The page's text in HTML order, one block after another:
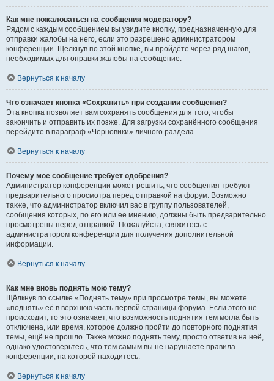
Как мне пожаловаться на сообщения модератору?
Рядом с каждым сообщением вы увидите кнопку, предназначенную для
отправки жалобы на него, если это разрешено администратором
конференции. Щёлкнув по этой кнопке, вы пройдёте через ряд шагов,
необходимых для оправки жалобы на сообщение.
Вернуться к началу
Что означает кнопка «Сохранить» при создании сообщения?
Эта кнопка позволяет вам сохранять сообщения для того, чтобы
закончить и отправить их позже. Для загрузки сохранённого сообщения
перейдите в параграф «Черновики» личного раздела.
Вернуться к началу
Почему моё сообщение требует одобрения?
Администратор конференции может решить, что сообщения требуют
предварительного просмотра перед отправкой на форум. Возможно
также, что администратор включил вас в группу пользователей,
сообщения которых, по его или её мнению, должны быть предварительно
просмотрены перед отправкой. Пожалуйста, свяжитесь с
администратором конференции для получения дополнительной
информации.
Вернуться к началу
Как мне вновь поднять мою тему?
Щёлкнув по ссылке «Поднять тему» при просмотре темы, вы можете
«поднять» её в верхнюю часть первой страницы форума. Если этого не
происходит, то это означает, что возможность поднятия тем могла быть
отключена, или время, которое должно пройти до повторного поднятия
темы, ещё не прошло. Также можно поднять тему, просто ответив на неё,
однако удостоверьтесь, что тем самым вы не нарушаете правила
конференции, на которой находитесь.
Вернуться к началу